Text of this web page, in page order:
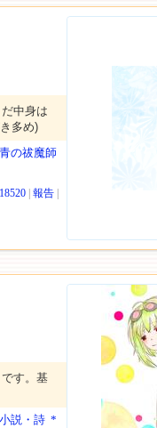
中身は
多め)
の祓魔師
18520 報告
す。基
説・詩 *